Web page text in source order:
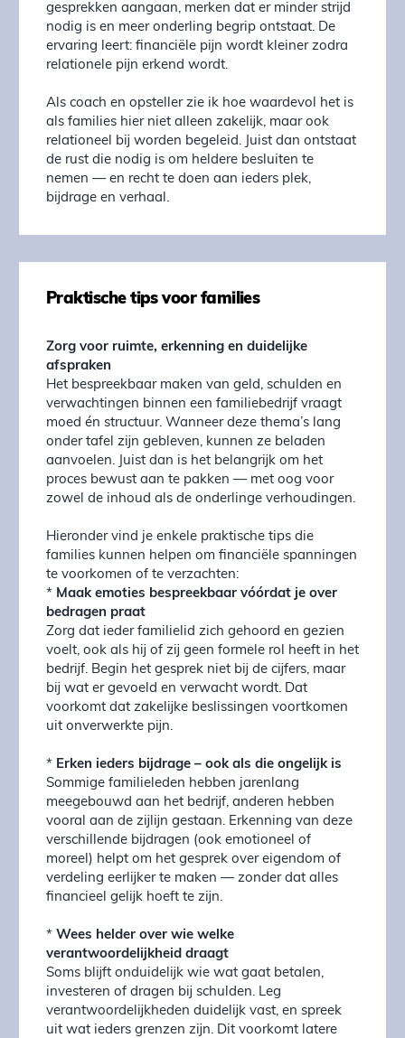
gesprekken aangaan, merken dat er minder strijd
nodig is en meer onderling begrip ontstaat. De
ervaring leert: financiële pijn wordt kleiner zodra
relationele pijn erkend wordt.
Als coach en opsteller zie ik hoe waardevol het is
als families hier niet alleen zakelijk, maar ook
relationeel bij worden begeleid. Juist dan ontstaat
de rust die nodig is om heldere besluiten te
nemen — en recht te doen aan ieders plek,
bijdrage en verhaal.
Praktische tips voor families
Zorg voor ruimte, erkenning en duidelijke
afspraken
Het bespreekbaar maken van geld, schulden en
verwachtingen binnen een familiebedrijf vraagt
moed én structuur. Wanneer deze thema’s lang
onder tafel zijn gebleven, kunnen ze beladen
aanvoelen. Juist dan is het belangrijk om het
proces bewust aan te pakken — met oog voor
zowel de inhoud als de onderlinge verhoudingen.
Hieronder vind je enkele praktische tips die
families kunnen helpen om financiële spanningen
te voorkomen of te verzachten:
* Maak emoties bespreekbaar vóórdat je over
bedragen praat
Zorg dat ieder familielid zich gehoord en gezien
voelt, ook als hij of zij geen formele rol heeft in het
bedrijf. Begin het gesprek niet bij de cijfers, maar
bij wat er gevoeld en verwacht wordt. Dat
voorkomt dat zakelijke beslissingen voortkomen
uit onverwerkte pijn.
* Erken ieders bijdrage – ook als die ongelijk is
Sommige familieleden hebben jarenlang
meegebouwd aan het bedrijf, anderen hebben
vooral aan de zijlijn gestaan. Erkenning van deze
verschillende bijdragen (ook emotioneel of
moreel) helpt om het gesprek over eigendom of
verdeling eerlijker te maken — zonder dat alles
financieel gelijk hoeft te zijn.
* Wees helder over wie welke
verantwoordelijkheid draagt
Soms blijft onduidelijk wie wat gaat betalen,
investeren of dragen bij schulden. Leg
verantwoordelijkheden duidelijk vast, en spreek
uit wat ieders grenzen zijn. Dit voorkomt latere